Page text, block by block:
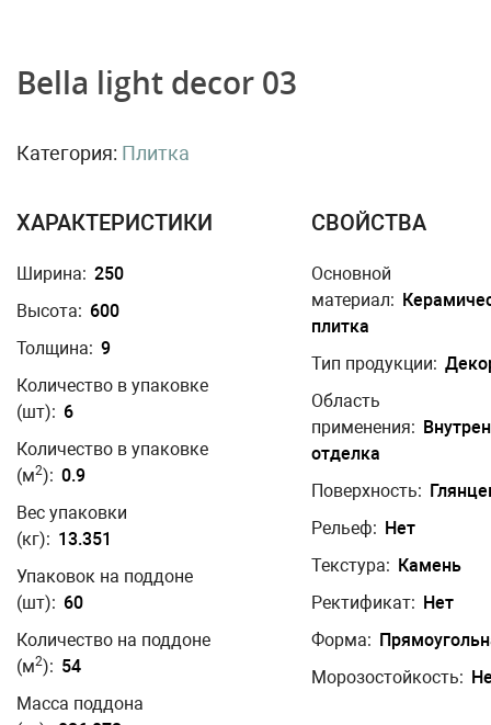
Bella light decor 03
Категория: Плитка
ХАРАКТЕРИСТИКИ
Ширина: 250
Высота: 600
Толщина: 9
Количество в упаковке
(шт): 6
Количество в упаковке
(м2): 0.9
Вес упаковки
(кг): 13.351
Упаковок на поддоне
(шт): 60
Количество на поддоне
(м2): 54
Масса поддона
СВОЙСТВА
Основной
материал:
плитка
Тип продукции:
Область
применения:
отделка
Поверхность:
Рельеф: Нет
Текстура: Камень
Ректификат: Нет
Форма:
Морозостойкость: